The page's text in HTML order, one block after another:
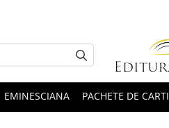
EMINESCIANA PACHETE DE CARTI